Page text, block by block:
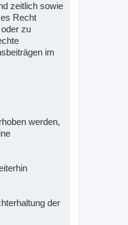
zeitlich sowie
Recht
zu
im
werden,
der